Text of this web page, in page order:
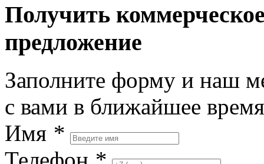
Получить
предложение
Заполните форму и наш
с вами в ближайшее время
Имя *